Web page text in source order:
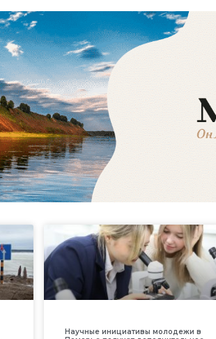
Научные инициативы молодежи в